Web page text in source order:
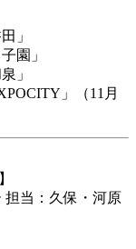
」
園」
」
」（11月
担当：久保・河原